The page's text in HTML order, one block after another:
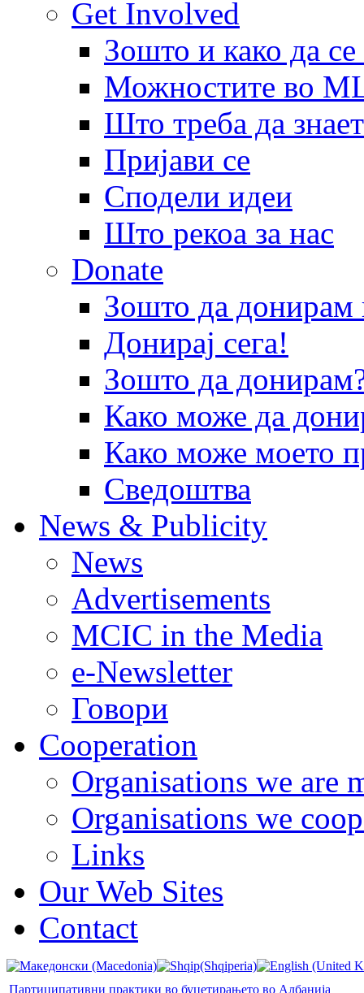
Get Involved
Зошто и како да
Можностите во
Што треба да
Пријави се
Сподели идеи
Што рекоа за нас
Donate
Зошто да
Донирај сега!
Зошто да
Како може да
Како може моето
Сведоштва
News & Publicity
News
Advertisements
MCIC in the Media
e-Newsletter
Говори
Cooperation
Organisations we are
Organisations we
Links
Our Web Sites
Contact
Партиципативни практики во буџетирањето во Албанија